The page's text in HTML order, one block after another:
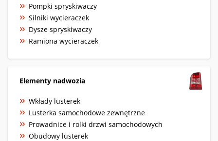
Pompki spryskiwaczy
Silniki wycieraczek
Dysze spryskiwaczy
Ramiona wycieraczek
Elementy nadwozia
Wkłady lusterek
Lusterka samochodowe zewnętrzne
Prowadnice i rolki drzwi samochodowych
Obudowy lusterek